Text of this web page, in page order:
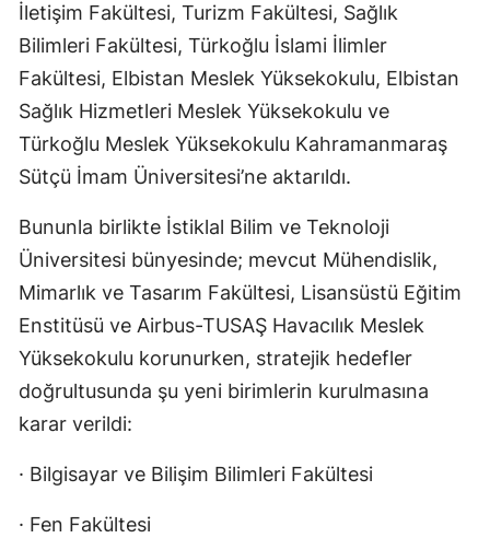
İletişim Fakültesi, Turizm Fakültesi, Sağlık
Bilimleri Fakültesi, Türkoğlu İslami İlimler
Fakültesi, Elbistan Meslek Yüksekokulu, Elbistan
Sağlık Hizmetleri Meslek Yüksekokulu ve
Türkoğlu Meslek Yüksekokulu Kahramanmaraş
Sütçü İmam Üniversitesi’ne aktarıldı.
Bununla birlikte İstiklal Bilim ve Teknoloji
Üniversitesi bünyesinde; mevcut Mühendislik,
Mimarlık ve Tasarım Fakültesi, Lisansüstü Eğitim
Enstitüsü ve Airbus-TUSAŞ Havacılık Meslek
Yüksekokulu korunurken, stratejik hedefler
doğrultusunda şu yeni birimlerin kurulmasına
karar verildi:
· Bilgisayar ve Bilişim Bilimleri Fakültesi
· Fen Fakültesi